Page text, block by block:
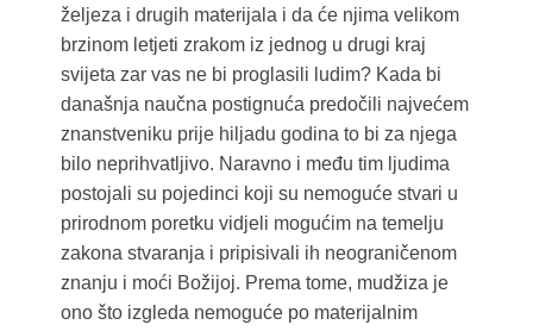
željeza i drugih materijala i da će njima velikom
brzinom letjeti zrakom iz jednog u drugi kraj
svijeta zar vas ne bi proglasili ludim? Kada bi
današnja naučna postignuća predočili najvećem
znanstveniku prije hiljadu godina to bi za njega
bilo neprihvatljivo. Naravno i među tim ljudima
postojali su pojedinci koji su nemoguće stvari u
prirodnom poretku vidjeli mogućim na temelju
zakona stvaranja i pripisivali ih neograničenom
znanju i moći Božijoj. Prema tome, mudžiza je
ono što izgleda nemoguće po materijalnim